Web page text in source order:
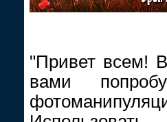
"Привет всем!
вами